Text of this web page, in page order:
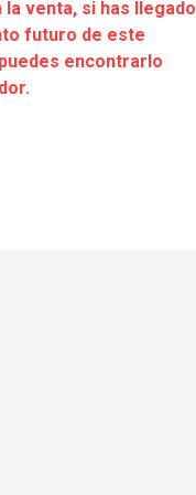
venta, si has llegado
futuro de este
encontrarlo